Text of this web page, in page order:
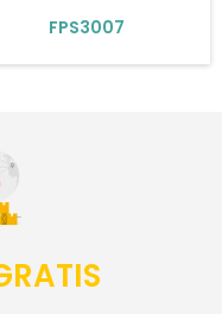
FPS3007